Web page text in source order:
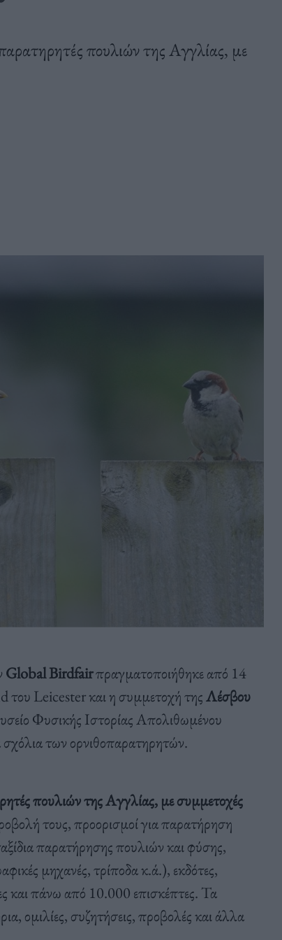
πουλιών της Αγγλίας, με
Global Birdfairπραγματοποιήθηκε από 14
Leicester και η συμμετοχή τηςΛέσβου
Φυσικής Ιστορίας Απολιθωμένου
σχόλια των ορνιθοπαρατηρητών.
πουλιών της Αγγλίας, με συμμετοχές
τους, προορισμοί για παρατήρηση
παρατήρησης πουλιών και φύσης,
μηχανές, τρίποδα κ.ά.), εκδότες,
και πάνω από 10.000 επισκέπτες. Τα
ομιλίες, συζητήσεις, προβολές και άλλα